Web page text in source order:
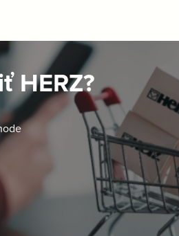
HERZ?